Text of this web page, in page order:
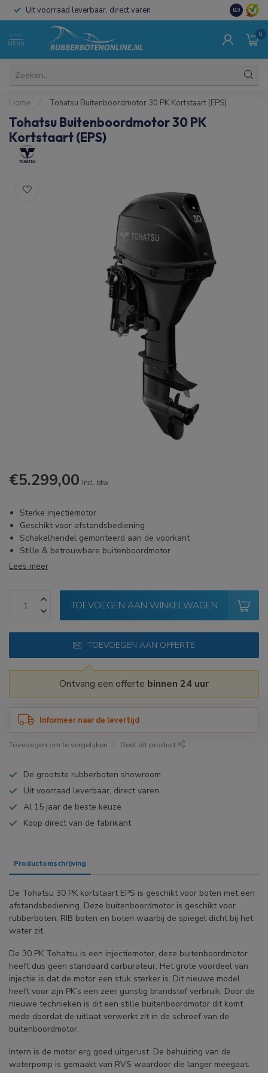
Uit voorraad leverbaar, direct varen Al 15 jaar
8.9
MENU
0
Home / Tohatsu Buitenboordmotor 30 PK Kortstaart (EPS)
Tohatsu Buitenboordmotor 30 PK
Kortstaart (EPS)
€5.299,00 Incl. btw
Sterke injectiemotor
Geschikt voor afstandsbediening
Schakelhendel gemonteerd aan de voorkant
Stille & betrouwbare buitenboordmotor
Lees meer
TOEVOEGEN AAN WINKELWAGEN
TOEVOEGEN AAN OFFERTE
Ontvang een offerte binnen 24 uur
Informeer naar de levertijd
Toevoegen om te vergelijken Deel dit product
De grootste rubberboten showroom
Uit voorraad leverbaar, direct varen
Al 15 jaar de beste keuze
Koop direct van de fabrikant
Productomschrijving
De Tohatsu 30 PK kortstaart EPS is geschikt voor boten met een
afstandsbediening. Deze buitenboordmotor is geschikt voor
rubberboten, RIB boten en boten waarbij de spiegel dicht bij het
water zit.
De 30 PK Tohatsu is een injectiemotor, deze buitenboordmotor
heeft dus geen standaard carburateur. Het grote voordeel van
injectie is dat de motor een stuk sterker is. Dit nieuwe model
heeft voor zijn PK’s een zeer gunstig brandstof verbruik. Door de
nieuwe technieken is dit een stille buitenboordmotor dit komt
mede doordat de uitlaat verwerkt zit in de schroef van de
buitenboordmotor.
Intern is de motor erg goed uitgerust. De behuizing van de
waterpomp is gemaakt van RVS waardoor die langer meegaat.